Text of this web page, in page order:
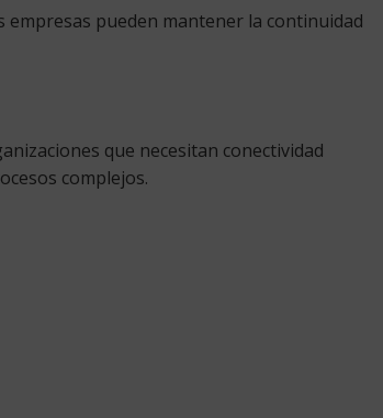
pueden mantener la continuidad
que necesitan conectividad
complejos.